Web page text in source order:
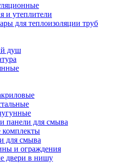
и утеплители
для теплоизоляции труб
душ
панели для смыва
комплекты
для смыва
и ограждения
двери в нишу